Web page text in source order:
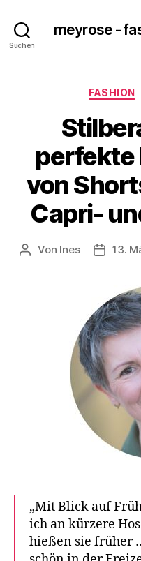
Suchen
meyrose -
FASHION
perfekte
von
Capri-
Beitragsautor
Von Ines 13.
„Mit Blick auf
ich an kürzere
hießen sie früher